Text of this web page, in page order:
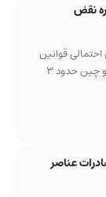
قوانین
ضد انحصار و افزایش تنش‌های فناوری میان آمریکا و چین حدود ۳
عناصر